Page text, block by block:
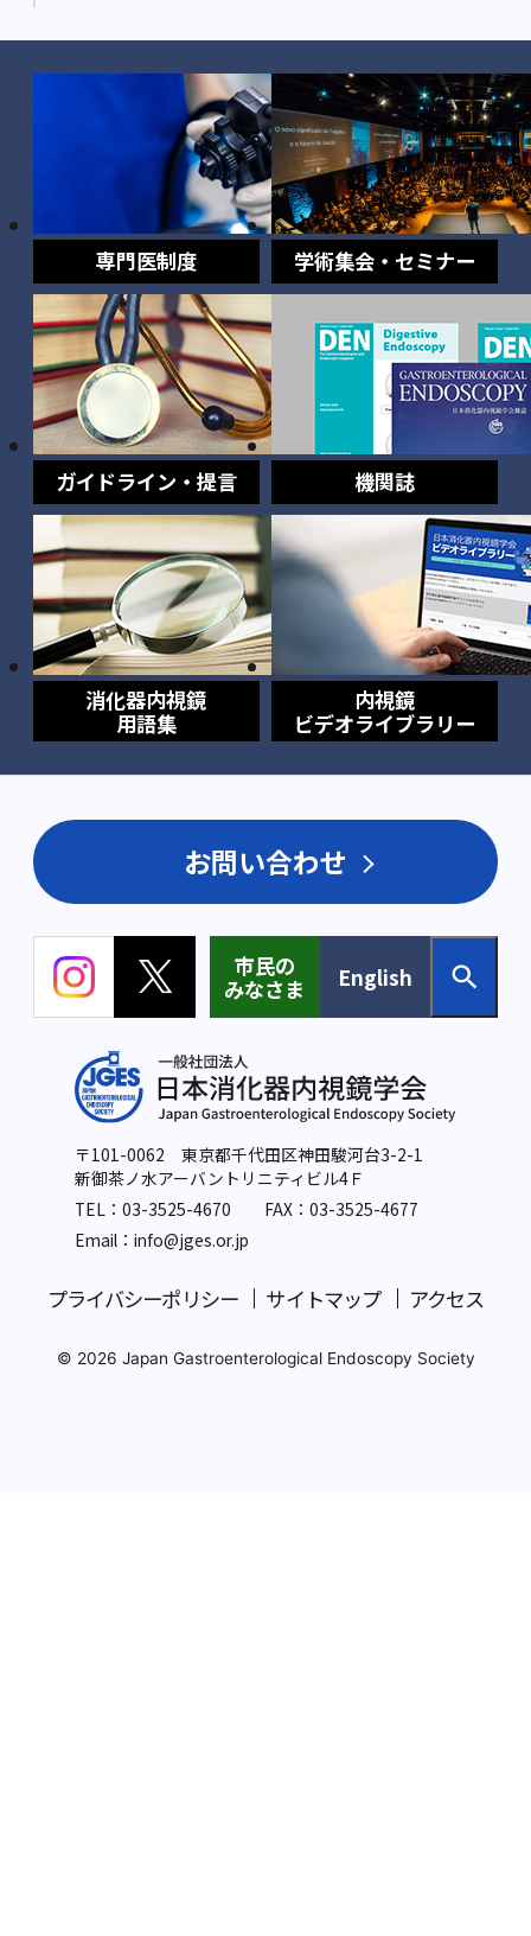
専門医制度 学術集会・セミナー
ガイドライン・提言 機関誌
消化器内視鏡
用語集
内視鏡
ビデオライブラリー
お問い合わせ
市民の
みなさま
English
〒101-0062 東京都千代田区神田駿河台3-2-1
新御茶ノ水アーバントリニティビル4Ｆ
TEL：03-3525-4670 FAX：03-3525-4677
Email：info@jges.or.jp
プライバシーポリシー サイトマップ アクセス
© 2026 Japan Gastroenterological Endoscopy Society